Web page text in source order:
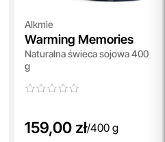
Alkmie
Warming Memories
Naturalna świeca sojowa 400
g
159,00 zł/400 g